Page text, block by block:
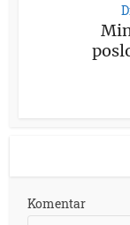
Komentar